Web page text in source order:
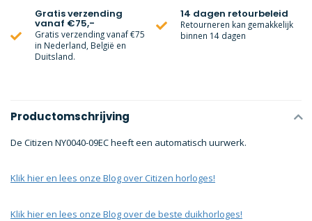
Gratis verzending
vanaf €75,-
Gratis verzending vanaf €75
in Nederland, België en
Duitsland.
14 dagen retourbeleid
Retourneren kan gemakkelijk
binnen 14 dagen
Productomschrijving
De Citizen NY0040-09EC heeft een automatisch uurwerk.
Klik hier en lees onze Blog over Citizen horloges!
Klik hier en lees onze Blog over de beste duikhorloges!